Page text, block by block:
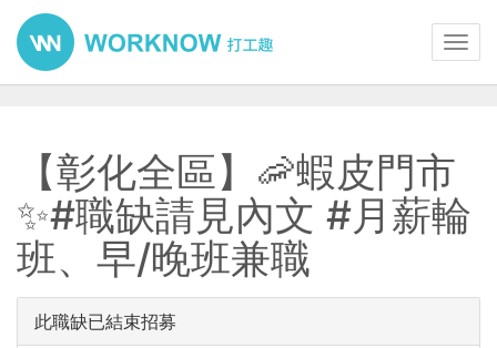
【彰化全區】🦐蝦皮門市
✨#職缺請見內文 #月薪輪
班、早/晚班兼職
此職缺已結束招募